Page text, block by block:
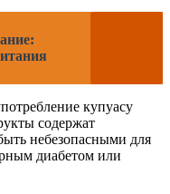
купуасу
содержат
небезопасными для
диабетом или